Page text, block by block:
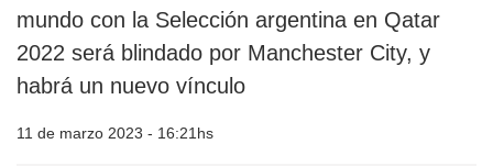
mundo con la Selección argentina en Qatar
2022 será blindado por Manchester City, y
habrá un nuevo vínculo
11 de marzo 2023 - 16:21hs